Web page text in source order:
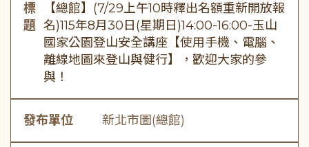
標
題
【總館】(7/29上午10時釋出名額重新開放報
名)115年8月30日(星期日)14:00-16:00-玉山
國家公園登山安全講座【使用手機、電腦、
離線地圖來登山與健行】，歡迎大家的參
與！
發布單位 新北市圖(總館)